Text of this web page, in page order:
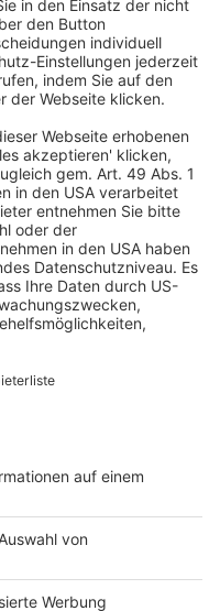
Nebenprodukt guter
ist klar: Wer
will, muss
Dazu gehört
wie verbindliche
verlässlich und
sind. In der Praxis
Gebühren oder
dieser Instrumente.
Unsicherheit,
Risiken
mehr:
d. h.
ist, gewährleistet
Steuerlehre, an
des
der
e. V. sowie
Gesellschaft für